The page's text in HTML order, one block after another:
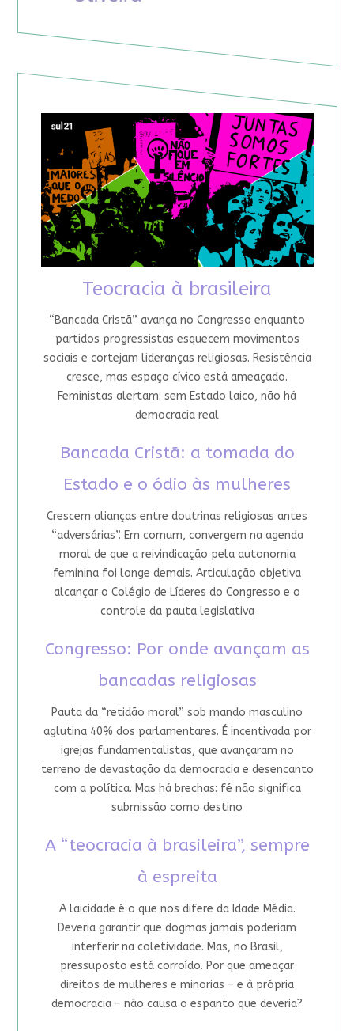
Teocracia à brasileira
“Bancada Cristã” avança no Congresso enquanto
partidos progressistas esquecem movimentos
sociais e cortejam lideranças religiosas. Resistência
cresce, mas espaço cívico está ameaçado.
Feministas alertam: sem Estado laico, não há
democracia real
Bancada Cristã: a tomada do
Estado e o ódio às mulheres
Crescem alianças entre doutrinas religiosas antes
“adversárias”. Em comum, convergem na agenda
moral de que a reivindicação pela autonomia
feminina foi longe demais. Articulação objetiva
alcançar o Colégio de Líderes do Congresso e o
controle da pauta legislativa
Congresso: Por onde avançam as
bancadas religiosas
Pauta da “retidão moral” sob mando masculino
aglutina 40% dos parlamentares. É incentivada por
igrejas fundamentalistas, que avançaram no
terreno de devastação da democracia e desencanto
com a política. Mas há brechas: fé não significa
submissão como destino
A “teocracia à brasileira”, sempre
à espreita
A laicidade é o que nos difere da Idade Média.
Deveria garantir que dogmas jamais poderiam
interferir na coletividade. Mas, no Brasil,
pressuposto está corroído. Por que ameaçar
direitos de mulheres e minorias – e à própria
democracia – não causa o espanto que deveria?